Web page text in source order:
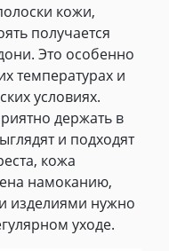
кожи,
получается
Это особенно
температурах и
условиях.
держать в
и подходят
кожа
намоканию,
изделиями нужно
уходе.